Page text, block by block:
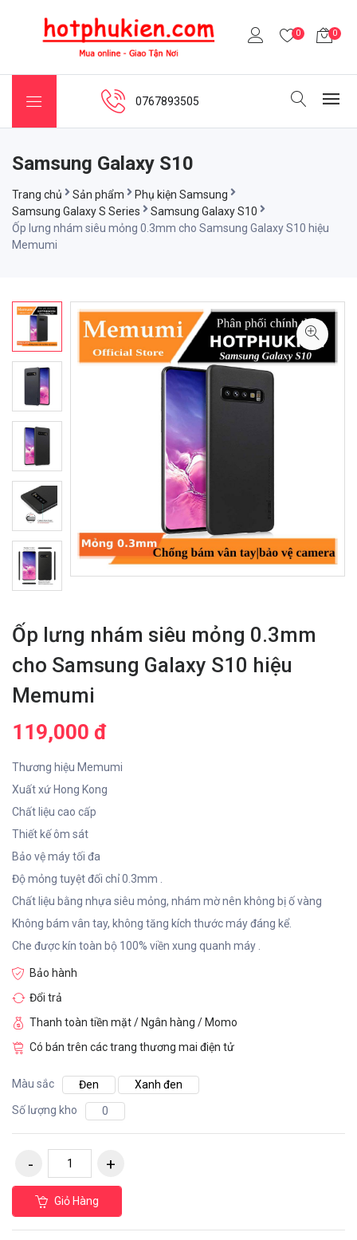
0 0
0767893505
Samsung Galaxy S10
Trang chủ Sản phẩm
Phụ kiện Samsung
Samsung Galaxy S Series
Samsung Galaxy S10
Ốp lưng nhám siêu mỏng 0.3mm cho Samsung Galaxy S10 hiệu
Memumi
Ốp lưng nhám siêu mỏng 0.3mm
cho Samsung Galaxy S10 hiệu
Memumi
119,000 đ
Thương hiệu Memumi
Xuất xứ Hong Kong
Chất liệu cao cấp
Thiết kế ôm sát
Bảo vệ máy tối đa
Độ mỏng tuyệt đối chỉ 0.3mm .
Chất liệu bằng nhựa siêu mỏng, nhám mờ nên không bị ố vàng
Không bám vân tay, không tăng kích thước máy đáng kể.
Che được kín toàn bộ 100% viền xung quanh máy .
Bảo hành
Đổi trả
Thanh toàn tiền mặt / Ngân hàng / Momo
Có bán trên các trang thương mai điện tử
Màu sắc Đen
Xanh đen
Số lượng kho
0
Giỏ Hàng